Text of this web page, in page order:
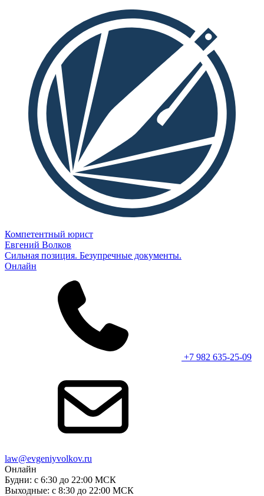
Компетентный юрист
Евгений Волков
Сильная позиция. Безупречные документы.
Онлайн
+7 982 635-25-09
law@evgeniyvolkov.ru
Онлайн
Будни: с 6:30 до 22:00 МСК
Выходные: с 8:30 до 22:00 МСК